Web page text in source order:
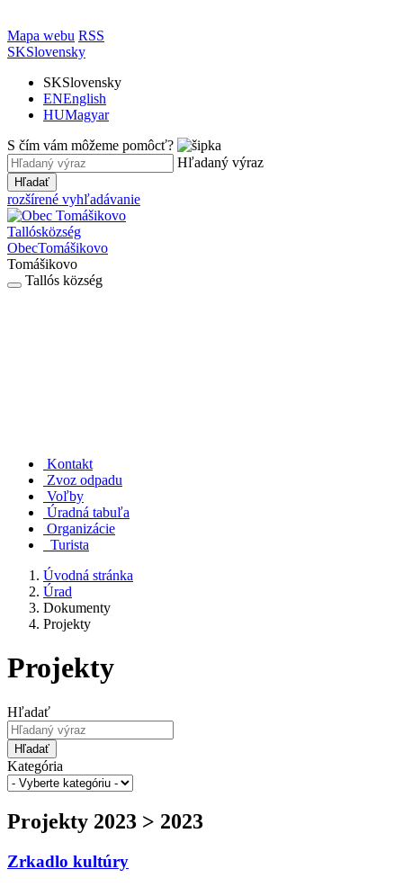
Mapa webu RSS
SKSlovensky
SKSlovensky
ENEnglish
HUMagyar
S čím vám môžeme pomôcť?
Hľadaný výraz
Hľadať
rozšírené vyhľadávanie
Tallósközség
ObecTomášikovo
Tomášikovo
Tallós község
Kontakt
Zvoz odpadu
Voľby
Úradná tabuľa
Organizácie
Turista
Úvodná stránka
Úrad
Dokumenty
Projekty
Projekty
Hľadať
Hľadať
Kategória
Projekty 2023 > 2023
Zrkadlo kultúry